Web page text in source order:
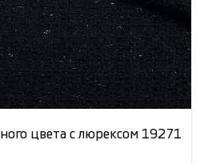
цвета с люрексом 19271